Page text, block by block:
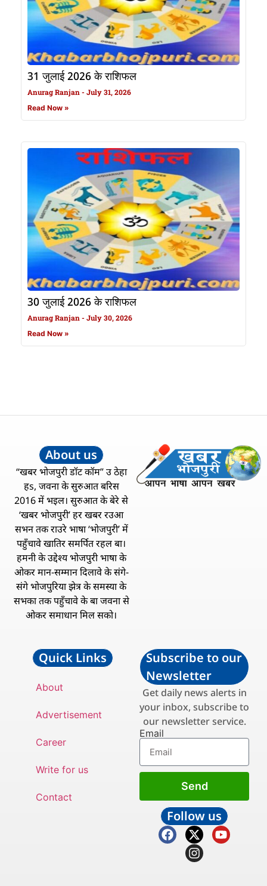
31 जुलाई 2026 के राशिफल
Anurag Ranjan July 31, 2026
Read Now »
30 जुलाई 2026 के राशिफल
Anurag Ranjan July 30, 2026
Read Now »
About us
“खबर भोजपुरी डॉट कॉम” उ ठेहा
हs, जवना के सुरुआत बरिस
2016 में भइल। सुरुआत के बेरे से
‘खबर भोजपुरी’ हर खबर रउआ
सभन तक राउरे भाषा ‘भोजपुरी’ में
पहुँचावे खातिर समर्पित रहल बा।
हमनी के उद्देश्य भोजपुरी भाषा के
ओकर मान-सम्मान दिलावे के संगे-
संगे भोजपुरिया झेत्र के समस्या के
सभका तक पहुँचावे के बा जवना से
ओकर समाधान मिल सको।
Quick Links
About
Advertisement
Career
Write for us
Contact
Subscribe to our
Newsletter
Get daily news alerts in
your inbox, subscribe to
our newsletter service.
Email
Send
Follow us